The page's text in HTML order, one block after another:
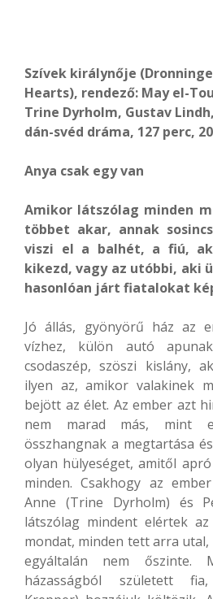
Szívek királynője
Hearts), rendező: May el-
Trine Dyrholm, Gustav
dán-svéd dráma, 127 perc,
Anya csak egy van
Amikor látszólag minden
többet akar, annak
viszi el a balhét, a fiú,
kikezd, vagy az utóbbi, aki
hasonlóan járt fiatalokat
Jó állás, gyönyörű ház az
vízhez, külön autó
csodaszép, szöszi kislány,
ilyen az, amikor valakinek
bejött az élet. Az ember azt
nem marad más, mint
összhangnak a megtartása
olyan hülyeséget, amitől
minden. Csakhogy az
Anne (Trine Dyrholm) és
látszólag mindent elértek
mondat, minden tett arra
egyáltalán nem őszinte.
házasságból született